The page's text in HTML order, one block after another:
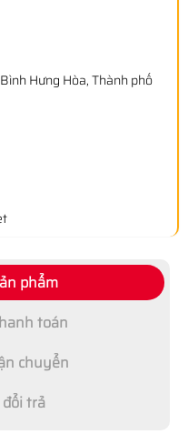
Hưng Hòa, Thành phố
phẩm
toán
chuyển
trả